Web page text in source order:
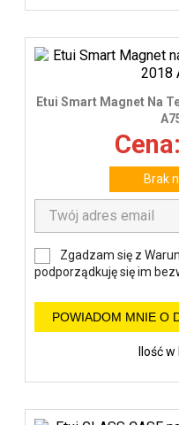
Etui Smart Magnet Na
Brak
Zgadzam się z
podporządkuję się im
POWIADOM MNIE O
Ilość